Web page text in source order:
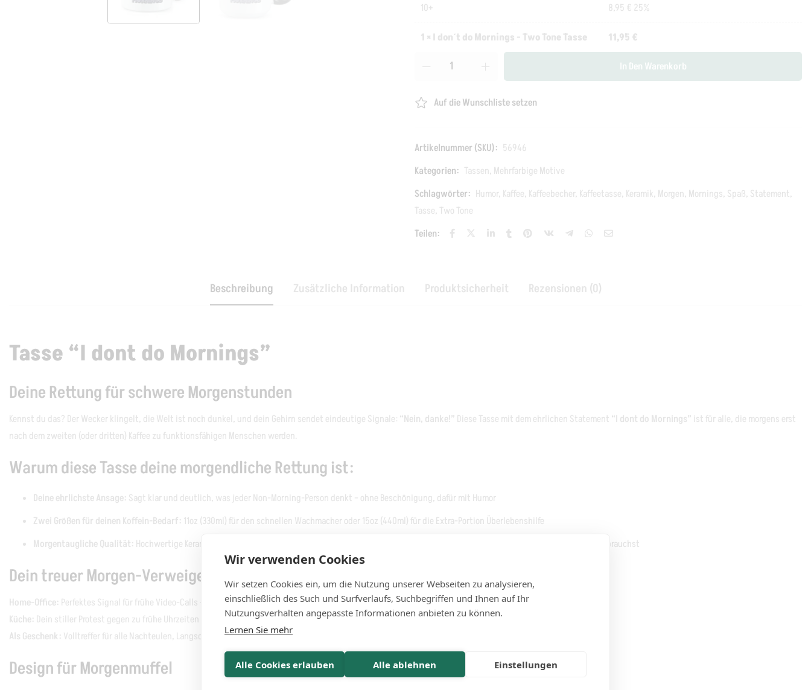
10+ 8,95 € 25%
1 × I don´t do Mornings - Two Tone Tasse 11,95 €
In Den Warenkorb
Auf die Wunschliste setzen
Artikelnummer (SKU): 56946
Kategorien: Tassen, Mehrfarbige Motive
Schlagwörter: Humor, Kaffee, Kaffeebecher, Kaffeetasse, Keramik, Morgen, Mornings, Spaß, Statement,
Tasse, Two Tone
Teilen:
Beschreibung Zusätzliche Information Produktsicherheit Rezensionen (0)
Tasse “I dont do Mornings”
Deine Rettung für schwere Morgenstunden
Kennst du das? Der Wecker klingelt, die Welt ist noch dunkel, und dein Gehirn sendet eindeutige Signale: “Nein, danke!” Diese Tasse mit dem ehrlichen Statement “I dont do Mornings” ist für alle, die morgens erst
nach dem zweiten (oder dritten) Kaffee zu funktionsfähigen Menschen werden.
Warum diese Tasse deine morgendliche Rettung ist:
Deine ehrlichste Ansage: Sagt klar und deutlich, was jeder Non-Morning-Person denkt – ohne Beschönigung, dafür mit Humor
Zwei Größen für deinen Koffein-Bedarf: 11oz (330ml) für den schnellen Wachmacher oder 15oz (440ml) für die Extra-Portion Überlebenshilfe
Morgentaugliche Qualität: Hochwertige Keramik, spülmaschinengeeignet und mikrowellenfest – weil komplizierte Pflege am Morgen das Letzte ist, was du brauchst
Dein treuer Morgen-Verweigerer
Home-Office: Perfektes Signal für frühe Video-Calls – deine Kollegen verstehen sofort, warum du noch nicht ganz da bist
Küche: Dein stiller Protest gegen zu frühe Uhrzeiten und gleichzeitig dein Motivator für den ersten Koffein-Kick
Als Geschenk: Volltreffer für alle Nachteulen, Langschläfer und Morgenmuffel in deinem Leben
Design für Morgenmuffel
Wir verwenden Cookies
Wir setzen Cookies ein, um die Nutzung unserer Webseiten zu analysieren,
einschließlich des Such und Surfverlaufs, Suchbegriffen und Ihnen auf Ihr
Nutzungsverhalten angepasste Informationen anbieten zu können.
Lernen Sie mehr
Alle Cookies erlauben Alle ablehnen Einstellungen